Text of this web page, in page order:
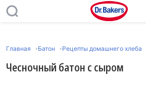
Главная Батон Рецепты домашнего хлеба
Чесночный батон с сыром